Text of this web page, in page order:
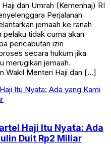
dan Umrah (Kemenhaj) RI
Perjalanan
jemaah ke ranah
tidak cuma akan
pencabutan izin
secara hukum jika
merugikan jemaah.
Wakil Menteri Haji dan […]
Haji Itu Nyata: Ada
Duit Rp2 Miliar